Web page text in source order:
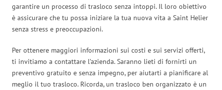
garantire un processo di trasloco senza intoppi. Il loro obiettivo
è assicurare che tu possa iniziare la tua nuova vita a Saint Helier
senza stress e preoccupazioni.
Per ottenere maggiori informazioni sui costi e sui servizi offerti,
ti invitiamo a contattare l’azienda. Saranno lieti di fornirti un
preventivo gratuito e senza impegno, per aiutarti a pianificare al
meglio il tuo trasloco. Ricorda, un trasloco ben organizzato è un